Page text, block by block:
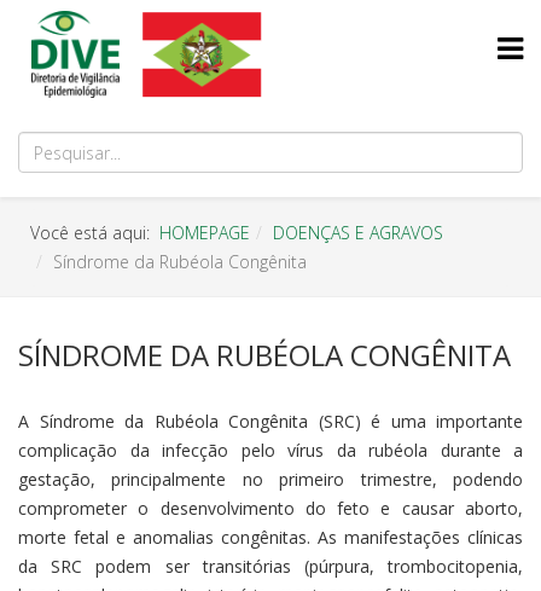
Você está aqui: HOMEPAGE
DOENÇAS E AGRAVOS
Síndrome da Rubéola Congênita
SÍNDROME DA RUBÉOLA CONGÊNITA
A Síndrome da Rubéola Congênita (SRC) é uma importante
complicação da infecção pelo vírus da rubéola durante a
gestação, principalmente no primeiro trimestre, podendo
comprometer o desenvolvimento do feto e causar aborto,
morte fetal e anomalias congênitas. As manifestações clínicas
da SRC podem ser transitórias (púrpura, trombocitopenia,